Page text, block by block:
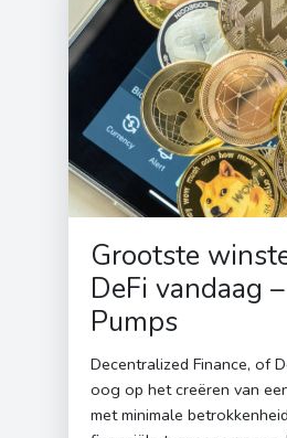
Grootste
DeFi vandaag
Pumps
Decentralized Finance, of
oog op het creëren van
met minimale